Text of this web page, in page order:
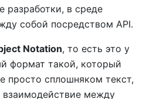
разработки, в среде
собой посредством API.
Notation, то есть это у
формат такой, который
просто сплошняком текст,
взаимодействие между